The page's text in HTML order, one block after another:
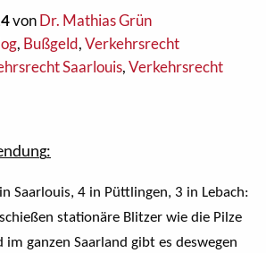
vonDr. Mathias Grün
, Bußgeld,Verkehrsrecht
Saarlouis,Verkehrsrecht
g:
Saarlouis, 4 in Püttlingen, 3 in Lebach:
stationäre Blitzer wie die Pilze
im ganzen Saarland gibt es deswegen